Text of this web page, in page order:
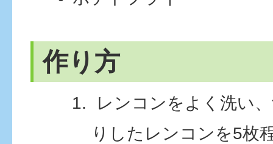
作り方
レンコンをよく洗い
りしたレンコンを5枚